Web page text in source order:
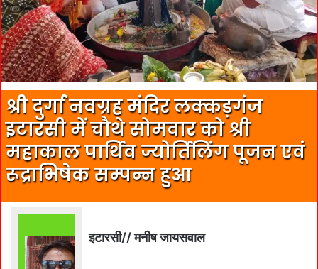
श्री दुर्गा नवग्रह मंदिर लक्कड़गंज
इटारसी में चौथे सोमवार को श्री
महाकाल पार्थिव ज्योर्तिलिंग पूजन एवं
रूद्राभिषेक सम्पन्न हुआ
इटारसी// मनीष जायसवाल